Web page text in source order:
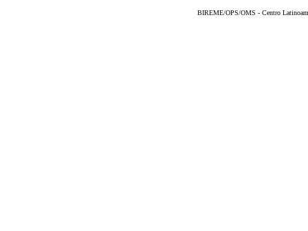
BIREME/OPS/OMS - Centro